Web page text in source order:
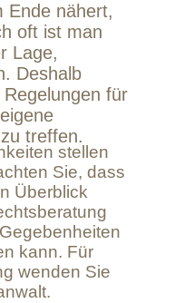
Ende nähert,
oft ist man
Lage,
Deshalb
für
treffen.
stellen
Sie, dass
Überblick
kann. Für
wenden Sie